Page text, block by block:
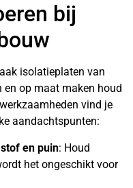
bij
isolatieplaten van
en op maat maken houd
vind je
aandachtspunten:
en puin: Houd
het ongeschikt voor